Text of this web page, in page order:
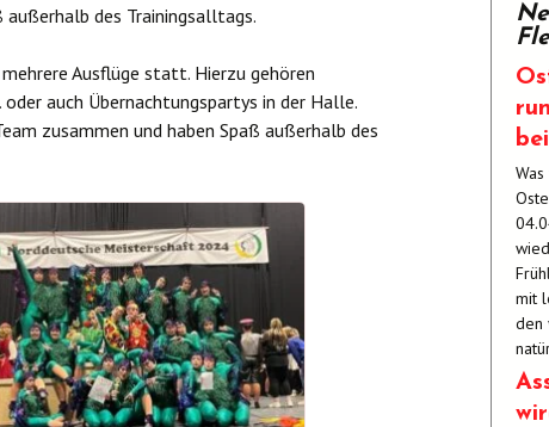
außerhalb des Trainingsalltags.
Ausflüge statt. Hierzu gehören
auch Übernachtungspartys in der Halle.
zusammen und haben Spaß außerhalb des
mit
den